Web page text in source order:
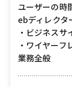
ユーザーの時
ebディレクタ
・ビジネス
・ワイヤー
業務全般